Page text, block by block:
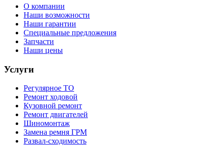
О компании
Наши возможности
Наши гарантии
Специальные предложения
Запчасти
Наши цены
Услуги
Регулярное ТО
Ремонт ходовой
Кузовной ремонт
Ремонт двигателей
Шиномонтаж
Замена ремня ГРМ
Развал-сходимость